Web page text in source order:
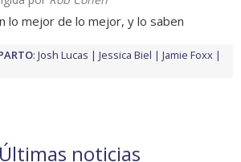
lo mejor de lo mejor, y lo saben
: Josh Lucas Jessica Biel
Jamie Foxx
noticias